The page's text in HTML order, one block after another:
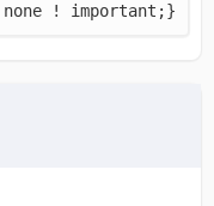
! important;}